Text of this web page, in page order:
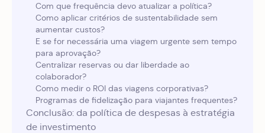
Com que frequência devo atualizar a política?
Como aplicar critérios de sustentabilidade sem
aumentar custos?
E se for necessária uma viagem urgente sem tempo
para aprovação?
Centralizar reservas ou dar liberdade ao
colaborador?
Como medir o ROI das viagens corporativas?
Programas de fidelização para viajantes frequentes?
Conclusão: da política de despesas à estratégia
de investimento